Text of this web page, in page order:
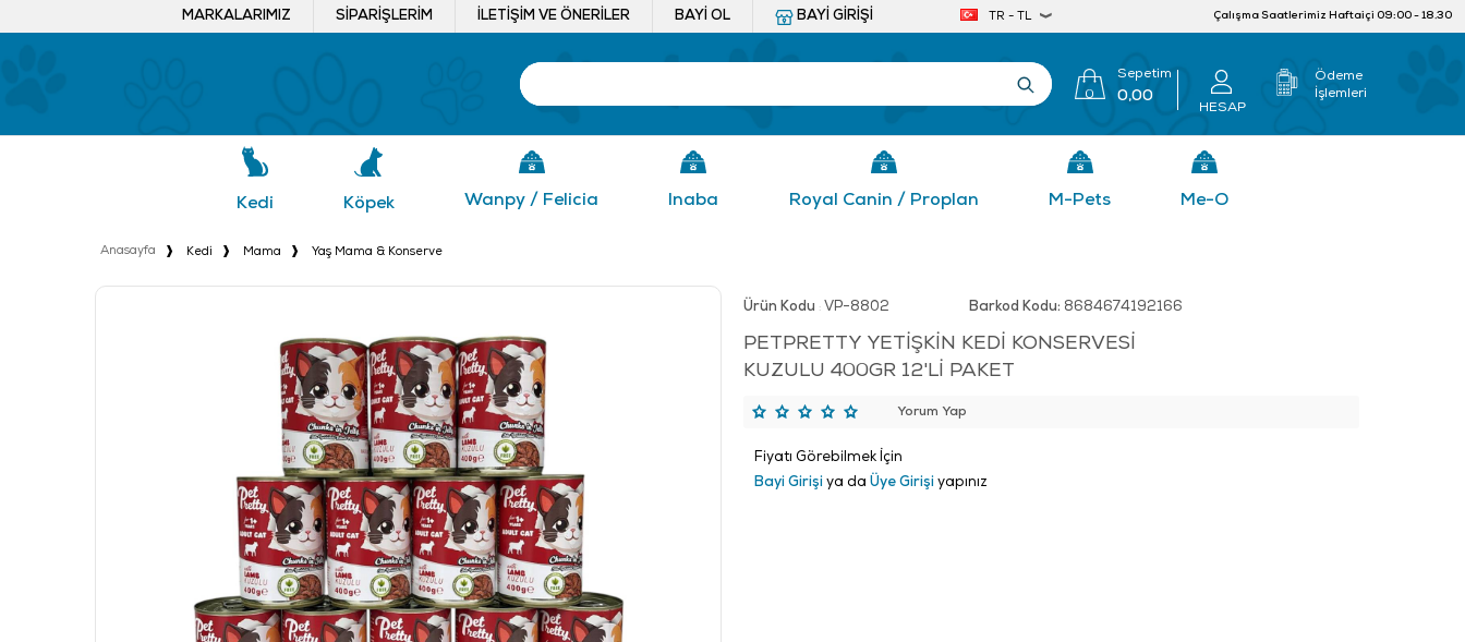
MARKALARIMIZ SIPARIŞLERIM İLETIŞIM VE ÖNERILER BAYI OL BAYI GIRIŞI TR - TL Çalışma Saatlerimiz Haftaiçi 09:00 - 18.30
Sepetim
0,00
0
HESAP
Ödeme
İşlemleri
Kedi Köpek Wanpy / Felicia Inaba Royal Canin / Proplan M-Pets Me-O
Anasayfa Kedi Mama Yaş Mama & Konserve
Ürün Kodu : VP-8802 Barkod Kodu: 8684674192166
PETPRETTY YETİŞKİN KEDİ KONSERVESİ
KUZULU 400GR 12'Lİ PAKET
Yorum Yap
Fiyatı Görebilmek İçin
Bayi Girişi ya da Üye Girişi yapınız